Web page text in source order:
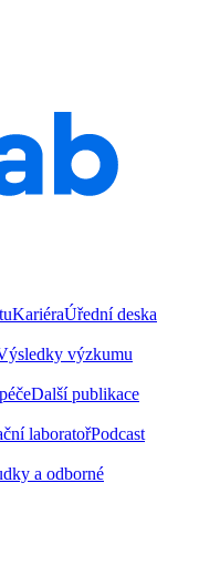
KariéraÚřední deska
výzkumu
Další publikace
laboratořPodcast
a odborné